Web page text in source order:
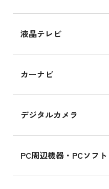
液晶テレビ
カーナビ
デジタルカメラ
PC周辺機器・PCソフト
iPhone 15
iPhone 15
MK2K3J/Aの新